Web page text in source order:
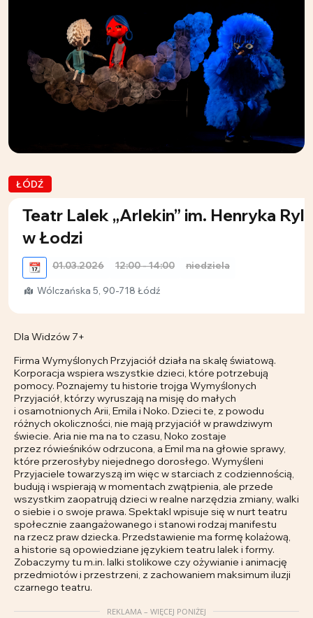
ŁÓDŹ
Teatr Lalek „Arlekin” im. Henryka Ryla
w Łodzi
📆 01.03.2026 12:00 - 14:00 niedziela
Wólczańska 5, 90-718 Łódź
Dla Widzów 7+
Firma Wymyślonych Przyjaciół działa na skalę światową.
Korporacja wspiera wszystkie dzieci, które potrzebują
pomocy. Poznajemy tu historie trojga Wymyślonych
Przyjaciół, którzy wyruszają na misję do małych
i osamotnionych Arii, Emila i Noko. Dzieci te, z powodu
różnych okoliczności, nie mają przyjaciół w prawdziwym
świecie. Aria nie ma na to czasu, Noko zostaje
przez rówieśników odrzucona, a Emil ma na głowie sprawy,
które przerosłyby niejednego dorosłego. Wymyśleni
Przyjaciele towarzyszą im więc w starciach z codziennością,
budują i wspierają w momentach zwątpienia, ale przede
wszystkim zaopatrują dzieci w realne narzędzia zmiany, walki
o siebie i o swoje prawa. Spektakl wpisuje się w nurt teatru
społecznie zaangażowanego i stanowi rodzaj manifestu
na rzecz praw dziecka. Przedstawienie ma formę kolażową,
a historie są opowiedziane językiem teatru lalek i formy.
Zobaczymy tu m.in. lalki stolikowe czy ożywianie i animację
przedmiotów i przestrzeni, z zachowaniem maksimum iluzji
czarnego teatru.
REKLAMA – WIĘCEJ PONIŻEJ